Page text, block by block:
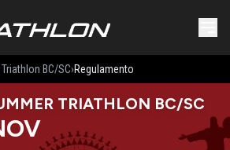
BC/SC›Regulamento
TRIATHLON BC/SC